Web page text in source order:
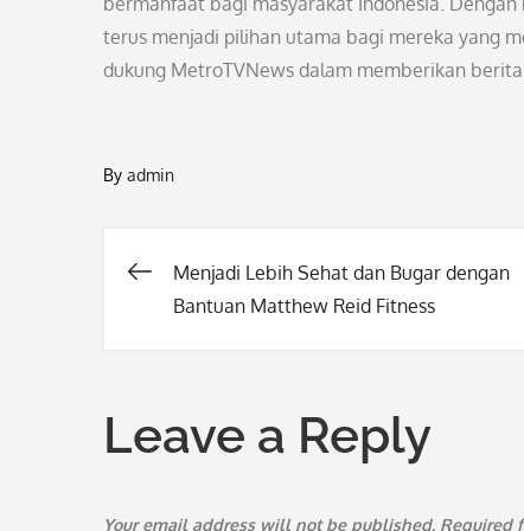
terus menjadi pilihan utama bagi mereka yang
dukung MetroTVNews dalam memberikan
By admin
Post
Menjadi Lebih Sehat dan Bugar dengan
Bantuan Matthew Reid Fitness
Leave a Reply
Your email address will not be published. Required